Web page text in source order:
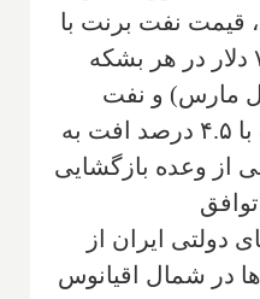
قیمت نفت برنت با
۴ درصد کاهش به ۷۹.۸۷ دلار در هر بشکه
مارس) و نفت
وست‌تگزاس اینترمدیت با ۴.۵ درصد افت به
از وعده بازگشایی
دولتی ایران از
در شمال اقیانوس